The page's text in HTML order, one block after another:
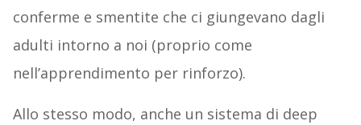
conferme e smentite che ci giungevano dagli
adulti intorno a noi (proprio come
nell’apprendimento per rinforzo).
Allo stesso modo, anche un sistema di deep